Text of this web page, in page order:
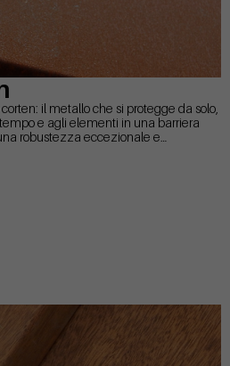
il metallo che si protegge da solo,
e agli elementi in una barriera
robustezza eccezionale e